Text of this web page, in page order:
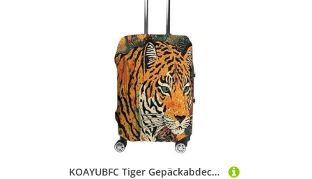
KOAYUBFC Tiger Gepäckabdeckung mit botanischem Druck, TSA-geprüft, elastisch, waschbar, Anzughüllen, kratzfest, Reisegepäckhülle, Koffer-Schutz, passend für, Tiger Botanical Print, XL, Kofferhülle